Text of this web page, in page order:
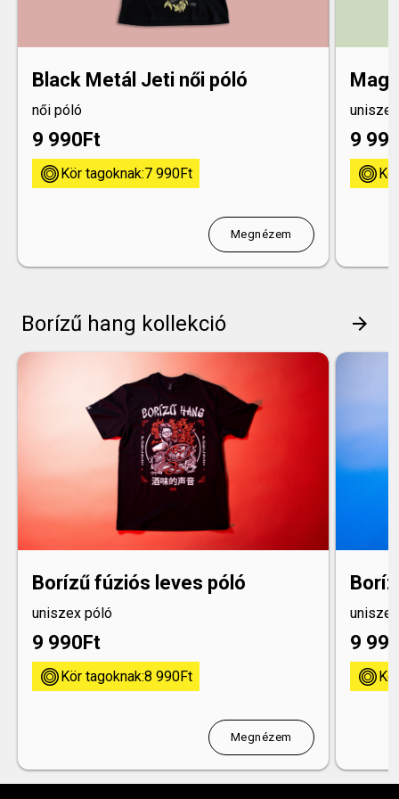
Black Metál Jeti női póló
női póló
9 990Ft
korKör tagoknak:7 990Ft
Megnézem
9
kor
Borízű hang kollekció arrow_forward
Borízű fúziós leves póló
uniszex póló
9 990Ft
korKör tagoknak:8 990Ft
Megnézem
9
kor